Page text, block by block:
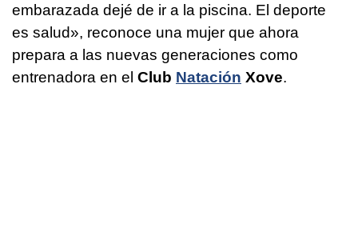
embarazada dejé de ir a la piscina. El deporte
es salud», reconoce una mujer que ahora
prepara a las nuevas generaciones como
entrenadora en el Club Natación Xove.